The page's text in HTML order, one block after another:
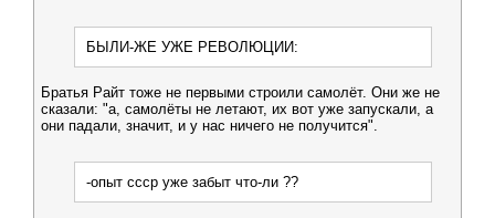
БЫЛИ-ЖЕ УЖЕ РЕВОЛЮЦИИ:
Братья Райт тоже не первыми строили самолёт. Они же не
сказали: "а, самолёты не летают, их вот уже запускали, а
они падали, значит, и у нас ничего не получится".
-опыт ссср уже забыт что-ли ??